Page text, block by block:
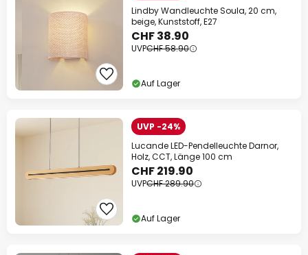
Lindby Wandleuchte Soula, 20 cm,
beige, Kunststoff, E27
CHF 38.90
UVPCHF 58.90
Auf Lager
UVP -24%
Lucande LED-Pendelleuchte Darnor,
Holz, CCT, Länge 100 cm
CHF 219.90
UVPCHF 289.90
Auf Lager